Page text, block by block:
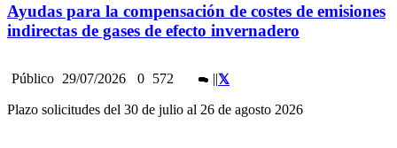
Ayudas para la compensación de costes de emisiones
indirectas de gases de efecto invernadero
Público 29/07/2026 0 572 ||
Plazo solicitudes del 30 de julio al 26 de agosto 2026